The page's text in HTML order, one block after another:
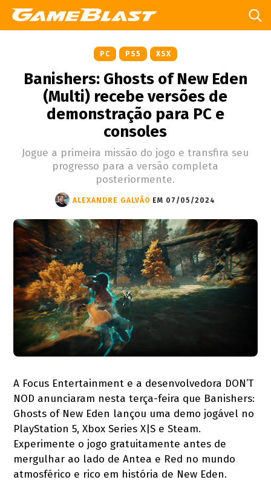
PC PS5 XSX
Banishers: Ghosts of New Eden
(Multi) recebe versões de
demonstração para PC e
consoles
Jogue a primeira missão do jogo e transfira seu
progresso para a versão completa
posteriormente.
ALEXANDRE GALVÃO EM 07/05/2024
A Focus Entertainment e a desenvolvedora DON’T
NOD anunciaram nesta terça-feira que Banishers:
Ghosts of New Eden lançou uma demo jogável no
PlayStation 5, Xbox Series X|S e Steam.
Experimente o jogo gratuitamente antes de
mergulhar ao lado de Antea e Red no mundo
atmosférico e rico em história de New Eden.